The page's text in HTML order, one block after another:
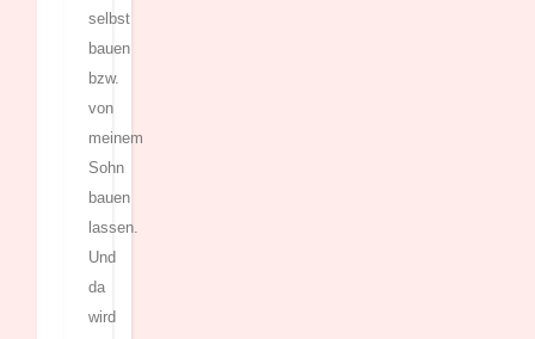
selbst
bauen
bzw.
von
meinem
Sohn
bauen
lassen.
Und
da
wird